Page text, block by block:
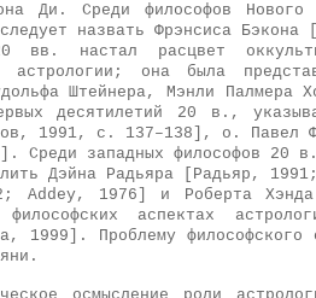
Ди. Среди философов
назвать Фрэнсиса
вв. настал расцвет
астрологии; она была
Штейнера, Мэнли
десятилетий 20 в.,
1991, с. 137–138], о. Павел
Среди западных философов 20
Дэйна Радьяра [Радьяр,
Addey, 1976] и Роберта
аспектах
1999]. Проблему философского